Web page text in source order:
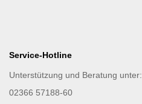
Service-Hotline
Unterstützung und Beratung unter:
02366 57188-60